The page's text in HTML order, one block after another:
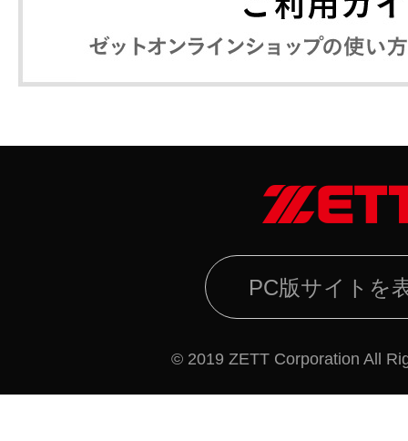
PC版サイトを
© 2019 ZETT Corporation All